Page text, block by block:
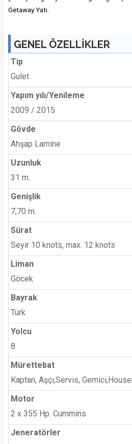
Getaway Yatı.
GENEL ÖZELLİKLER
Tip
Gulet
Yapım yılı/Yenileme
2009 / 2015
Gövde
Ahşap Lamine
Uzunluk
31 m.
Genişlik
7,70 m.
Sürat
Seyir 10 knots, max. 12 knots
Liman
Göcek
Bayrak
Türk
Yolcu
8
Mürettebat
Kaptan, Aşçı,Servis,
Motor
2 x 355 Hp. Cummins
Jeneratörler